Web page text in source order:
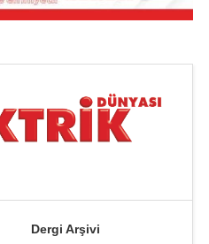
Dergi Arşivi